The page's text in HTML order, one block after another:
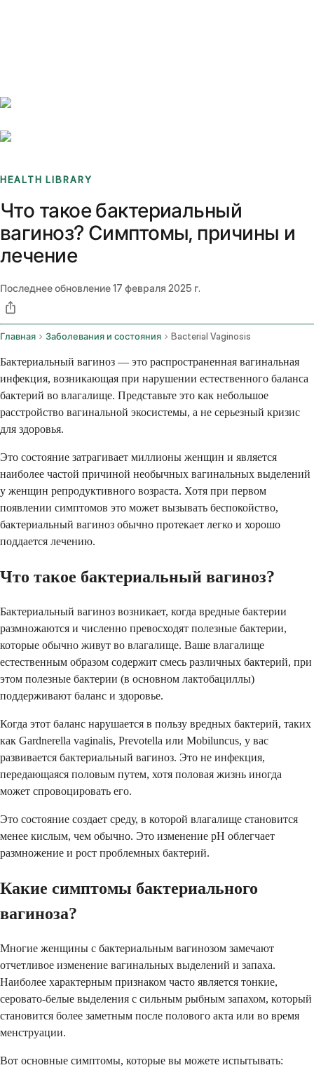
HEALTH LIBRARY
Что такое бактериальный
вагиноз? Симптомы, причины и
лечение
Последнее обновление17 февраля 2025 г.
Главная Заболевания и состояния Bacterial Vaginosis
Бактериальный вагиноз — это распространенная вагинальная
инфекция, возникающая при нарушении естественного баланса
бактерий во влагалище. Представьте это как небольшое
расстройство вагинальной экосистемы, а не серьезный кризис
для здоровья.
Это состояние затрагивает миллионы женщин и является
наиболее частой причиной необычных вагинальных выделений
у женщин репродуктивного возраста. Хотя при первом
появлении симптомов это может вызывать беспокойство,
бактериальный вагиноз обычно протекает легко и хорошо
поддается лечению.
Что такое бактериальный вагиноз?
Бактериальный вагиноз возникает, когда вредные бактерии
размножаются и численно превосходят полезные бактерии,
которые обычно живут во влагалище. Ваше влагалище
естественным образом содержит смесь различных бактерий, при
этом полезные бактерии (в основном лактобациллы)
поддерживают баланс и здоровье.
Когда этот баланс нарушается в пользу вредных бактерий, таких
как Gardnerella vaginalis, Prevotella или Mobiluncus, у вас
развивается бактериальный вагиноз. Это не инфекция,
передающаяся половым путем, хотя половая жизнь иногда
может спровоцировать его.
Это состояние создает среду, в которой влагалище становится
менее кислым, чем обычно. Это изменение pH облегчает
размножение и рост проблемных бактерий.
Какие симптомы бактериального
вагиноза?
Многие женщины с бактериальным вагинозом замечают
отчетливое изменение вагинальных выделений и запаха.
Наиболее характерным признаком часто является тонкие,
серовато-белые выделения с сильным рыбным запахом, который
становится более заметным после полового акта или во время
менструации.
Вот основные симптомы, которые вы можете испытывать: